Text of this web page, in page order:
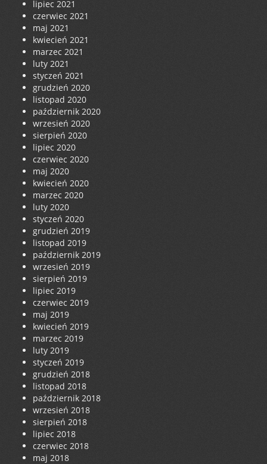
lipiec 2021
czerwiec 2021
maj 2021
kwiecień 2021
marzec 2021
luty 2021
styczeń 2021
grudzień 2020
listopad 2020
październik 2020
wrzesień 2020
sierpień 2020
lipiec 2020
czerwiec 2020
maj 2020
kwiecień 2020
marzec 2020
luty 2020
styczeń 2020
grudzień 2019
listopad 2019
październik 2019
wrzesień 2019
sierpień 2019
lipiec 2019
czerwiec 2019
maj 2019
kwiecień 2019
marzec 2019
luty 2019
styczeń 2019
grudzień 2018
listopad 2018
październik 2018
wrzesień 2018
sierpień 2018
lipiec 2018
czerwiec 2018
maj 2018